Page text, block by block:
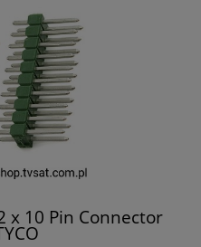
x 10 Pin Connector